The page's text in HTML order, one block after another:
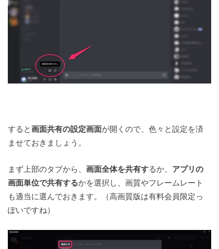
すると画面共有の設定画面が開くので、色々と設定を済
ませておきましょう。
まず上部のタブから、画面全体を共有するか、 アプリの
画面単位で共有するかを選択し、画質やフレームレート
も適当に選んでおきます。（高画質版は有料会員限定っ
ぽいですね）